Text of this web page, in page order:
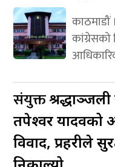
काठमाडौं
संयुक्त
तपेश्वर यादवको
विवाद, प्रहरीले